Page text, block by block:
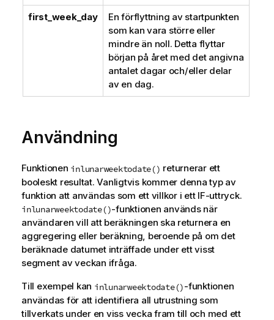
first_week_day
En förflyttning av startpunkten
som kan vara större eller
mindre än noll. Detta flyttar
början på året med det angivna
antalet dagar och/eller delar
av en dag.
Användning
Funktionen inlunarweektodate() returnerar ett
booleskt resultat. Vanligtvis kommer denna typ av
funktion att användas som ett villkor i ett IF-uttryck.
inlunarweektodate()-funktionen används när
användaren vill att beräkningen ska returnera en
aggregering eller beräkning, beroende på om det
beräknade datumet inträffade under ett visst
segment av veckan ifråga.
Till exempel kan inlunarweektodate()-funktionen
användas för att identifiera all utrustning som
tillverkats under en viss vecka fram till och med ett